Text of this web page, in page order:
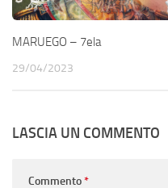
MARUEGO – 7ela
29/04/2023
LASCIA UN COMMENTO
Commento*